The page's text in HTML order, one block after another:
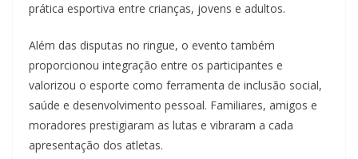
prática esportiva entre crianças, jovens e adultos.
Além das disputas no ringue, o evento também
proporcionou integração entre os participantes e
valorizou o esporte como ferramenta de inclusão social,
saúde e desenvolvimento pessoal. Familiares, amigos e
moradores prestigiaram as lutas e vibraram a cada
apresentação dos atletas.